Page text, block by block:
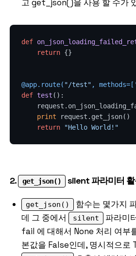
고 get_json()을 사용 할 수가
def
return {}
@app.route( "/test" , methods=[
def test ():
print request.get_json()
return
"Hello World!"
2. get_json() silent 파라미터
get_json()
함수는 몇가지
데 그 중에서
silent
파라미
fail 에 대해서 None 처리 여부
본값을 False인데, 명시적으로